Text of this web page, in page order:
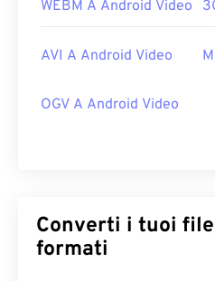
WEBM A Android Video
AVI A Android Video
OGV A Android Video
Converti i tuoi file F4V in altri
formati